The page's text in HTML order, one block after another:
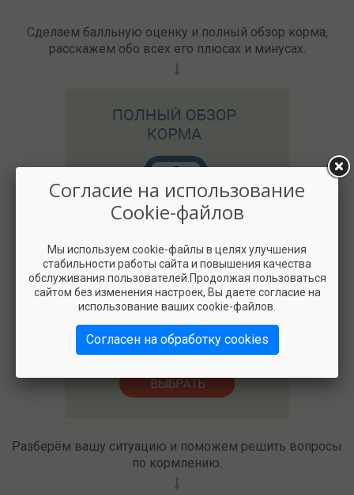
Сделаем балльную оценку и полный обзор корма,
расскажем обо всех его плюсах и минусах.
2500
Разберём вашу ситуацию и поможем решить вопросы
по кормлению.
Согласие на использование
Cookie-файлов
Мы используем cookie-файлы в целях улучшения
стабильности работы сайта и повышения качества
обслуживания пользователей.Продолжая пользоваться
сайтом без изменения настроек, Вы даете согласие на
использование ваших cookie-файлов.
Согласен на обработку cookies